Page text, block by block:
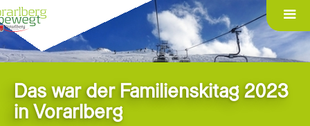
Das war der Familienskitag 2023
in Vorarlberg